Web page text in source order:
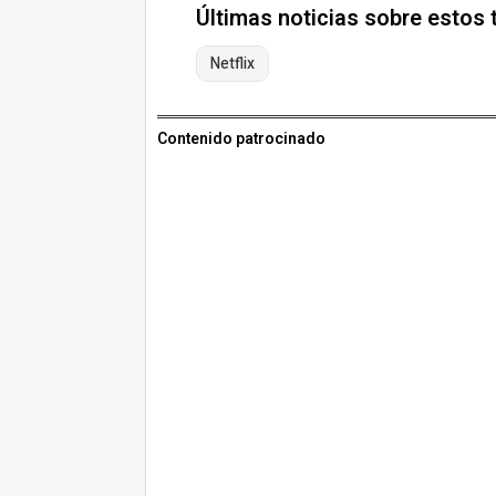
Últimas noticias sobre estos
Netflix
Contenido patrocinado